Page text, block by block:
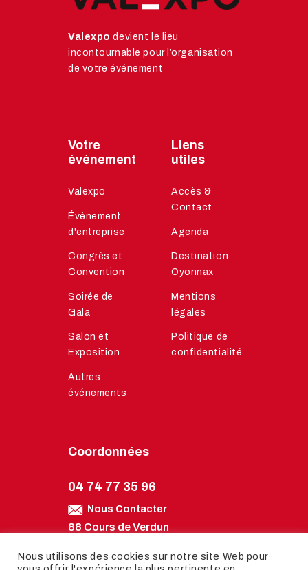
Valexpodevient le lieu
incontournable pour l’organisation
de votre événement
Votre
événement
Valexpo
Événement
d'entreprise
Congrès et
Convention
Soirée de
Gala
Salon et
Exposition
Autres
événements
Liens
utiles
Accès &
Contact
Agenda
Destination
Oyonnax
Mentions
légales
Politique de
confidentialité
Coordonnées
04 74 77 35 96
Nous Contacter
88 Cours de Verdun
Nous Trouver
Nous utilisons des cookies sur notre site Web pour